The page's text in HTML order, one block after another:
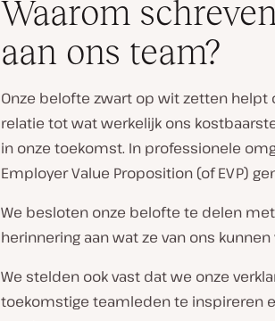
Waarom
aan ons team?
Onze belofte zwart op wit zetten helpt
relatie tot wat werkelijk ons
in onze toekomst. In professionele
Employer Value Proposition (of EVP)
We besloten onze belofte te delen
herinnering aan wat ze van ons
We stelden ook vast dat we onze
toekomstige teamleden te inspireren